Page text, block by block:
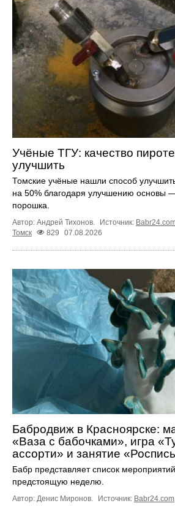
Учёные ТГУ: качество
улучшить
Томские учёные нашли способ
на 50% благодаря улучшению основы
порошка.
Автор: Андрей Тихонов. Источник:
Томск
829 07.08.2026
Бабродвиж в Красноярске:
«Ваза с бабочками», игра
ассорти» и занятие
Бабр представляет список
предстоящую неделю.
Автор: Денис Миронов. Источник: Babr24.com